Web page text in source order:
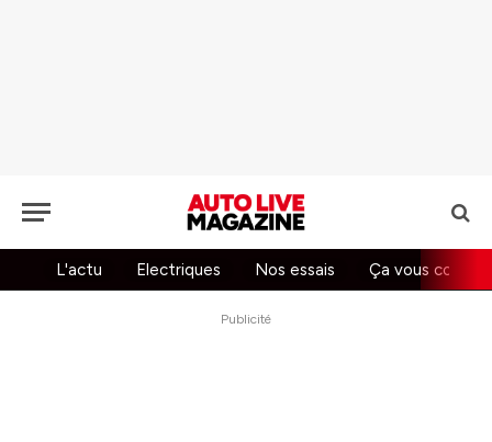
L'actu Electriques Nos essais Ça vous
Publicité